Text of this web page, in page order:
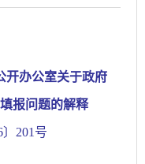
开办公室关于政府
报问题的解释
201号